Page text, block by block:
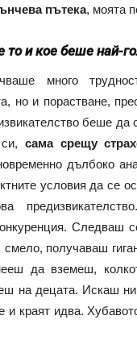
пътека, моята
и кое беше най-
много
но и порастване,
беше да
сама срещу
дълбоко
условия да се
Следваш
получаваш
да вземеш,
на децата. Искаш
и краят идва.